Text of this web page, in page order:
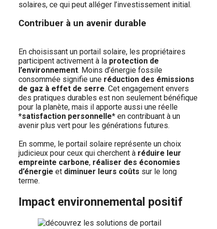
solaires, ce qui peut alléger l’investissement initial.
Contribuer à un avenir durable
En choisissant un portail solaire, les propriétaires
participent activement à la protection de
l’environnement. Moins d’énergie fossile
consommée signifie une réduction des émissions
de gaz à effet de serre. Cet engagement envers
des pratiques durables est non seulement bénéfique
pour la planète, mais il apporte aussi une réelle
*satisfaction personnelle* en contribuant à un
avenir plus vert pour les générations futures.
En somme, le portail solaire représente un choix
judicieux pour ceux qui cherchent à réduire leur
empreinte carbone, réaliser des économies
d’énergie et diminuer leurs coûts sur le long
terme.
Impact environnemental positif